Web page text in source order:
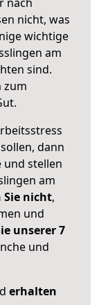
nicht, was
wichtige
am
sind.
zum
dann
und stellen
am
Sie nicht,
und
unserer 7
und
erhalten